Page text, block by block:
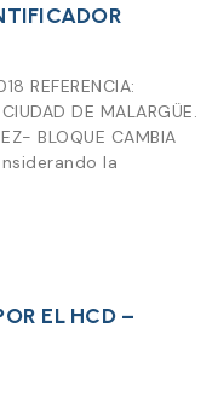
REFERENCIA:
DE MALARGÜE.
BLOQUE CAMBIA
la
EL HCD –